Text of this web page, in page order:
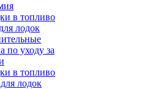
в топливо
лодок
по уходу за
в топливо
лодок